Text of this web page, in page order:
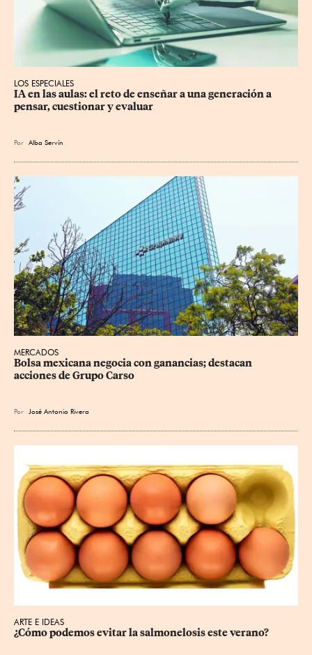
LOS ESPECIALES
IA en las aulas: el reto de enseñar a una generación a
pensar, cuestionar y evaluar
Por Alba Servín
MERCADOS
Bolsa mexicana negocia con ganancias; destacan
acciones de Grupo Carso
Por José Antonio Rivera
ARTE E IDEAS
¿Cómo podemos evitar la salmonelosis este verano?